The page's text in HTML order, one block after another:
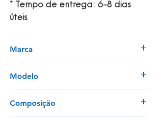
* Tempo de entrega: 6-8 dias
úteis
Marca
Modelo
Composição